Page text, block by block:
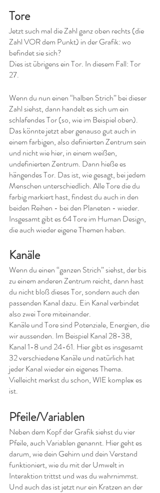
Tore
Jetzt such mal die Zahl ganz oben rechts (die
Zahl VOR dem Punkt) in der Grafik: wo
befindet sie sich?
Dies ist übrigens ein Tor. In diesem Fall: Tor
27.
Wenn du nun einen “halben Strich” bei dieser
Zahl siehst, dann handelt es sich um ein
schlafendes Tor (so, wie im Beispiel oben).
Das könnte jetzt aber genauso gut auch in
einem farbigen, also definierten Zentrum sein
und nicht wie hier, in einem weißen,
undefinierten Zentrum. Dann hieße es
hängendes Tor. Das ist, wie gesagt, bei jedem
Menschen unterschiedlich. Alle Tore die du
farbig markiert hast, findest du auch in den
beiden Reihen - bei den Planeten - wieder.
Insgesamt gibt es 64 Tore im Human Design,
die auch wieder eigene Themen haben.
Kanäle
Wenn du einen “ganzen Strich” siehst, der bis
zu einem anderen Zentrum reicht, dann hast
du nicht bloß dieses Tor, sondern auch den
passenden Kanal dazu. Ein Kanal verbindet
also zwei Tore miteinander.
Kanäle und Tore sind Potenziale, Energien, die
wir aussenden. Im Beispiel Kanal 28-38,
Kanal 1-8 und 24-61. Hier gibt es insgesamt
32 verschiedene Kanäle und natürlich hat
jeder Kanal wieder ein eigenes Thema.
Vielleicht merkst du schon, WIE komplex es
ist.
Pfeile/Variablen
Neben dem Kopf der Grafik siehst du vier
Pfeile, auch Variablen genannt. Hier geht es
darum, wie dein Gehirn und dein Verstand
funktioniert, wie du mit der Umwelt in
Interaktion trittst und was du wahrnimmst.
Und auch das ist jetzt nur ein Kratzen an der